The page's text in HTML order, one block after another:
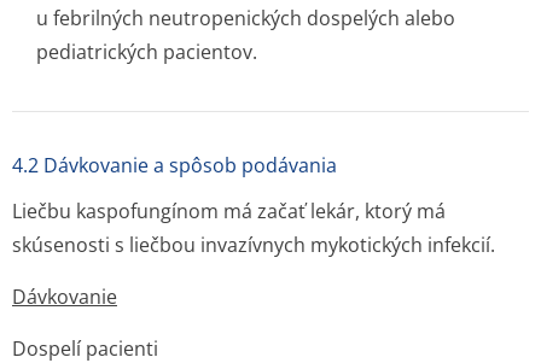
u febrilných neutropenických dospelých alebo
pediatrických pacientov.
4.2 Dávkovanie a spôsob podávania
Liečbu kaspofungínom má začať lekár, ktorý má
skúsenosti s liečbou invazívnych mykotických infekcií.
Dávkovanie
Dospelí pacienti